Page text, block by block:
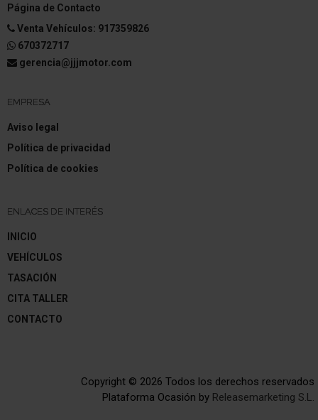
Página de Contacto
Venta Vehículos: 917359826
670372717
gerencia@jjjmotor.com
EMPRESA
Aviso legal
Política de privacidad
Política de cookies
ENLACES DE INTERÉS
INICIO
VEHÍCULOS
TASACIÓN
CITA TALLER
CONTACTO
Copyright © 2026 Todos los derechos reservados
Plataforma Ocasión by Releasemarketing S.L.